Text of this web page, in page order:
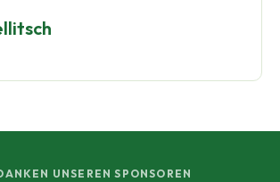
UNSEREN SPONSOREN